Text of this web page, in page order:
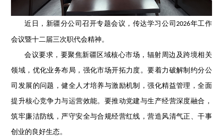
近日，新疆分公司召开专题会议，传达学习公司2026年工作
会议暨十二届三次职代会精神。
会议要求，要聚焦新疆区域核心市场，辐射周边及跨境相关
领域，优化业务布局，强化市场开拓力度。要着力破解制约分公
司发展的问题，健全人才培养与激励机制，强化精益管理，全面
提升核心竞争力与运营效能。要推动党建与生产经营深度融合，
筑牢廉洁防线，严守安全与合规经营红线，营造风清气正、干事
创业的良好生态。